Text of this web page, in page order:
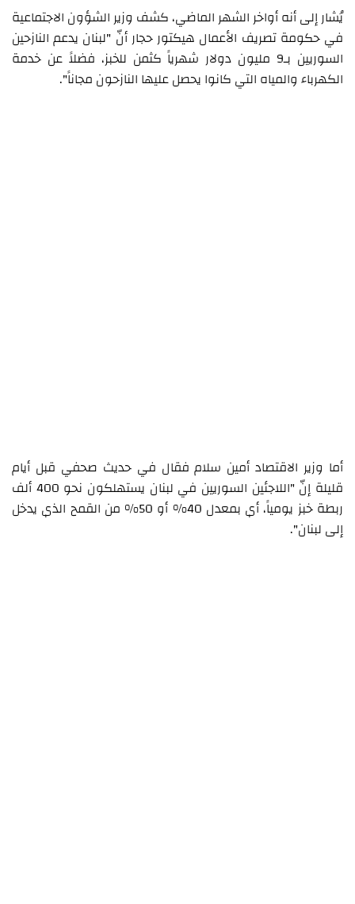
يُشار إلى أنه أواخر الشهر الماضي، كشف وزير الشؤون الاجتماعية
في حكومة تصريف الأعمال هيكتور حجار أنّ "لبنان يدعم النازحين
السوريين بـ9 مليون دولار شهرياً كثمن للخبز، فضلاً عن خدمة
الكهرباء والمياه التي كانوا يحصل عليها النازحون مجاناً".
أما وزير الاقتصاد أمين سلام فقال في حديث صحفي قبل أيام
قليلة إنّ "اللاجئين السوريين في لبنان يستهلكون نحو 400 ألف
ربطة خبز يومياً، أي بمعدل 40% أو 50% من القمح الذي يدخل
إلى لبنان".